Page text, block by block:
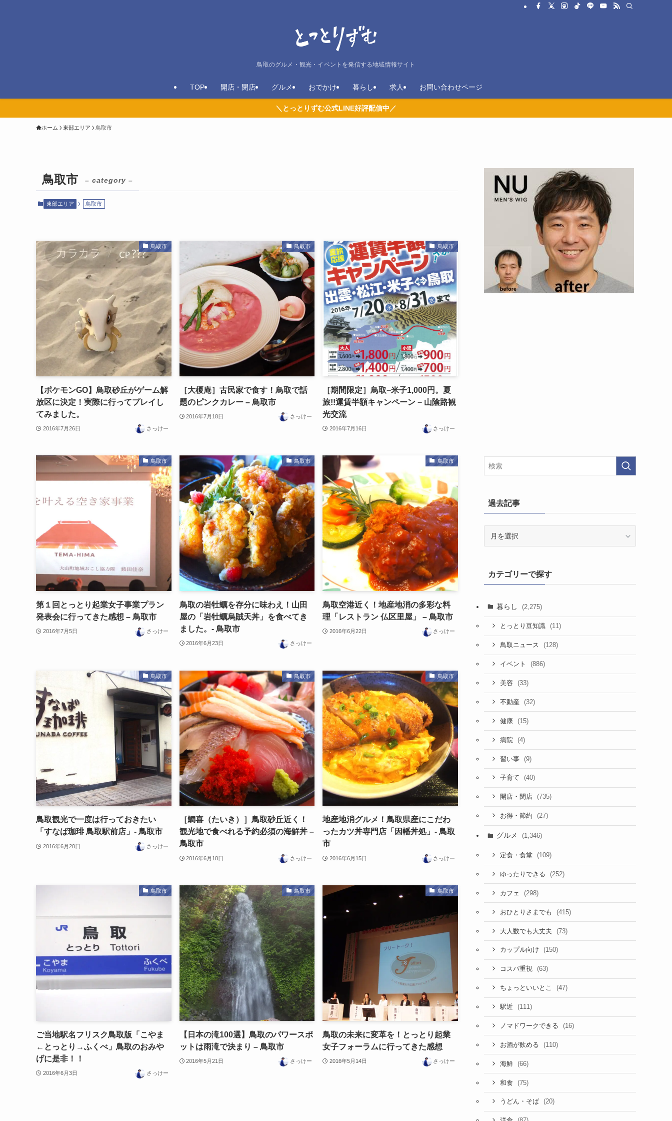
鳥取のグルメ・観光・イベントを発信する地域情報サイト
TOP 開店・閉店 グルメ おでかけ 暮らし 求人 お問い合わせページ
＼とっとりずむ公式LINE好評配信中／
ホーム 東部エリア 鳥取市
鳥取市 – category –
東部エリア 鳥取市
鳥取市
【ポケモンGO】鳥取砂丘がゲーム解
放区に決定！実際に行ってプレイし
てみました。
2016年7月26日 さっけー
鳥取市
［大榎庵］古民家で食す！鳥取で話
題のピンクカレー – 鳥取市
2016年7月18日 さっけー
鳥取市
［期間限定］鳥取−米子1,000円。夏
旅!!運賃半額キャンペーン − 山陰路観
光交流
2016年7月16日 さっけー
鳥取市
第１回とっとり起業女子事業プラン
発表会に行ってきた感想 – 鳥取市
2016年7月5日 さっけー
鳥取市
鳥取の岩牡蠣を存分に味わえ！山田
屋の「岩牡蠣烏賊天丼」を食べてき
ました。- 鳥取市
2016年6月23日 さっけー
鳥取市
鳥取空港近く！地産地消の多彩な料
理「レストラン 仏区里屋」 – 鳥取市
2016年6月22日 さっけー
鳥取市
鳥取観光で一度は行っておきたい
「すなば珈琲 鳥取駅前店」- 鳥取市
2016年6月20日 さっけー
鳥取市
［鯛喜（たいき）］鳥取砂丘近く！
観光地で食べれる予約必須の海鮮丼 –
鳥取市
2016年6月18日 さっけー
鳥取市
地産地消グルメ！鳥取県産にこだわ
ったカツ丼専門店「因幡丼処」- 鳥取
市
2016年6月15日 さっけー
鳥取市
ご当地駅名フリスク鳥取版「こやま
←とっとり→ふくべ」鳥取のおみや
げに是非！！
2016年6月3日 さっけー
鳥取市
【日本の滝100選】鳥取のパワースポ
ットは雨滝で決まり – 鳥取市
2016年5月21日 さっけー
鳥取市
鳥取の未来に変革を！とっとり起業
女子フォーラムに行ってきた感想
2016年5月14日 さっけー
過去記事
カテゴリーで探す
暮らし (2,275)
とっとり豆知識 (11)
鳥取ニュース (128)
イベント (886)
美容 (33)
不動産 (32)
健康 (15)
病院 (4)
習い事 (9)
子育て (40)
開店・閉店 (735)
お得・節約 (27)
グルメ (1,346)
定食・食堂 (109)
ゆったりできる (252)
カフェ (298)
おひとりさまでも (415)
大人数でも大丈夫 (73)
カップル向け (150)
コスパ重視 (63)
ちょっといいとこ (47)
駅近 (111)
ノマドワークできる (16)
お酒が飲める (110)
海鮮 (66)
和食 (75)
うどん・そば (20)